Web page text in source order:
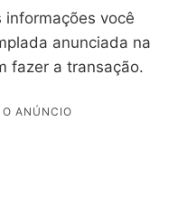
você
anunciada na
fazer a transação.